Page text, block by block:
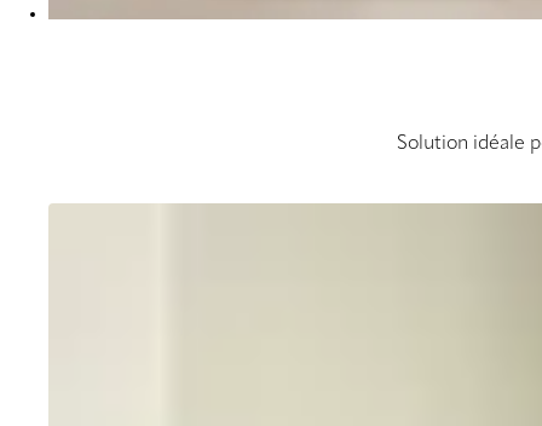
Solution idéale